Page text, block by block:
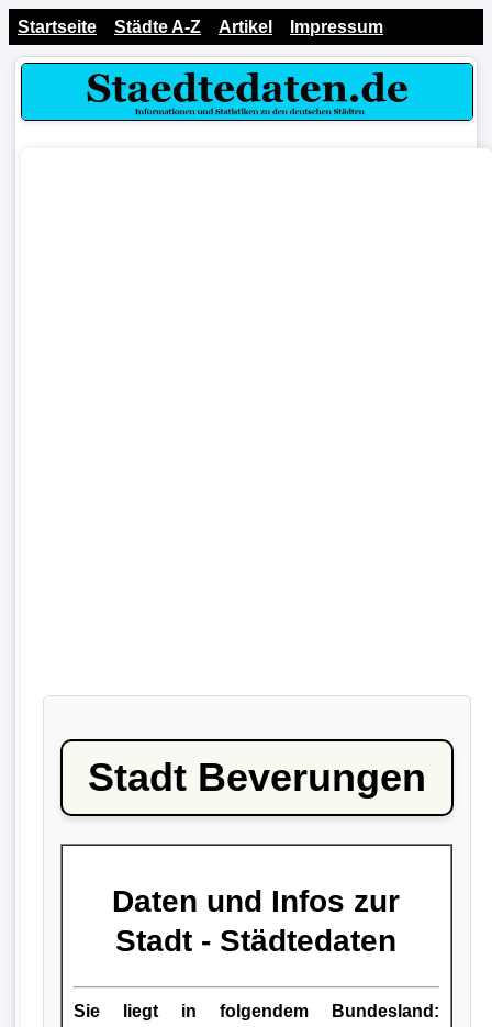
Startseite Städte A-Z Artikel Impressum
Stadt Beverungen
Daten und Infos zur
Stadt - Städtedaten
Sie liegt in folgendem Bundesland: